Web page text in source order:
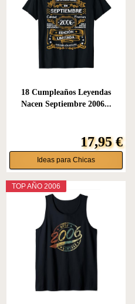
18 Cumpleaños Leyendas
Nacen Septiembre 2006...
17,95 €
Ideas para Chicas
TOP AÑO 2006